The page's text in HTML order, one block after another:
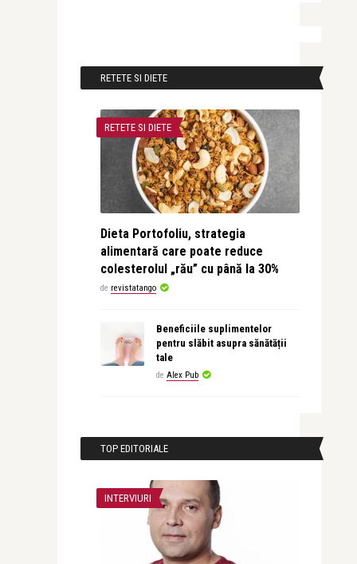
RETETE SI DIETE
RETETE SI DIETE
Dieta Portofoliu, strategia
alimentară care poate reduce
colesterolul „rău” cu până la 30%
de revistatango
Beneficiile suplimentelor
pentru slăbit asupra sănătății
tale
de Alex Pub
TOP EDITORIALE
INTERVIURI